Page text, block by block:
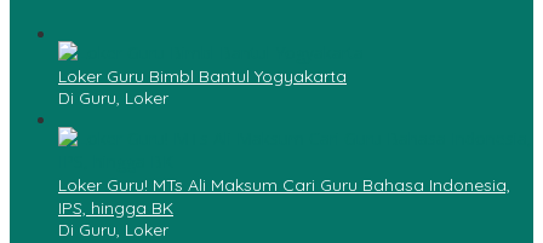
Loker Guru Bimbl Bantul Yogyakarta
Di Guru, Loker
Loker Guru! MTs Ali Maksum Cari Guru Bahasa Indonesia,
IPS, hingga BK
Di Guru, Loker